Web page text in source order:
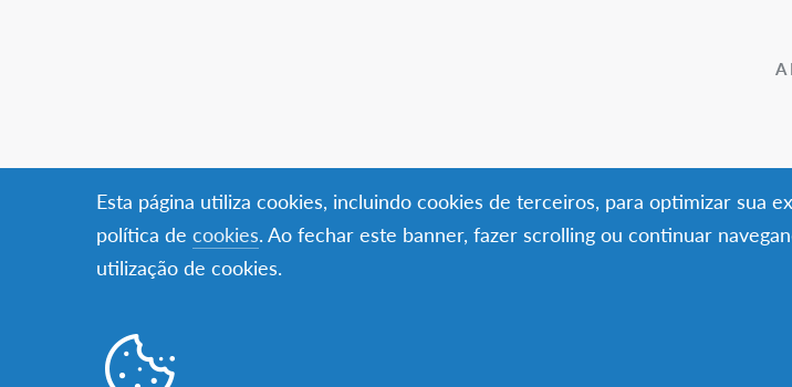
A
Esta página utiliza cookies, incluindo cookies de terceiros, para optimizar sua
política de cookies. Ao fechar este banner, fazer scrolling ou continuar
utilização de cookies.